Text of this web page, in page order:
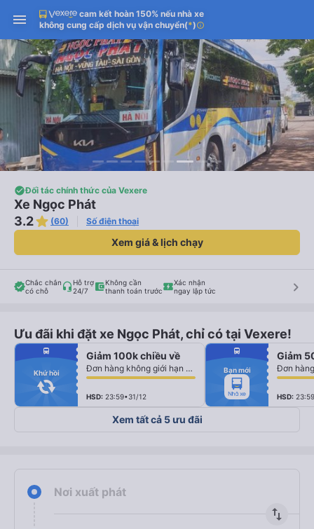
cam kết hoàn 150% nếu nhà xe
không cung cấp dịch vụ vận chuyển(*)info
Đối tác chính thức của Vexere
Xe Ngọc Phát
3.2
(60) Số điện thoại
Xem giá & lịch chạy
Chắc chắn
có chỗ
Hỗ trợ
24/7
Không cần
thanh toán trước
Xác nhận
ngay lập tức
keyboard_arrow_right
Ưu đãi khi đặt xe Ngọc Phát, chỉ có tại Vexere!
fiber_manual_record
fiber_manual_record
fiber_manual_record
fiber_manual_record
fiber_manual_record
fiber_manual_record
fiber_manual_record
directions_bus
Khứ hồi
Giảm 100k chiều về
Đơn hàng không giới hạn số lượng vé
HSD: 23:59•31/12
fiber_manual_record
fiber_manual_record
fiber_manual_record
fiber_manual_record
fiber_manual_record
fiber_manual_record
fiber_manual_record
directions_bus
Bạn mới
Giảm
HSD:
Xem tất cả 5 ưu đãi
Nơi xuất phát
import_export